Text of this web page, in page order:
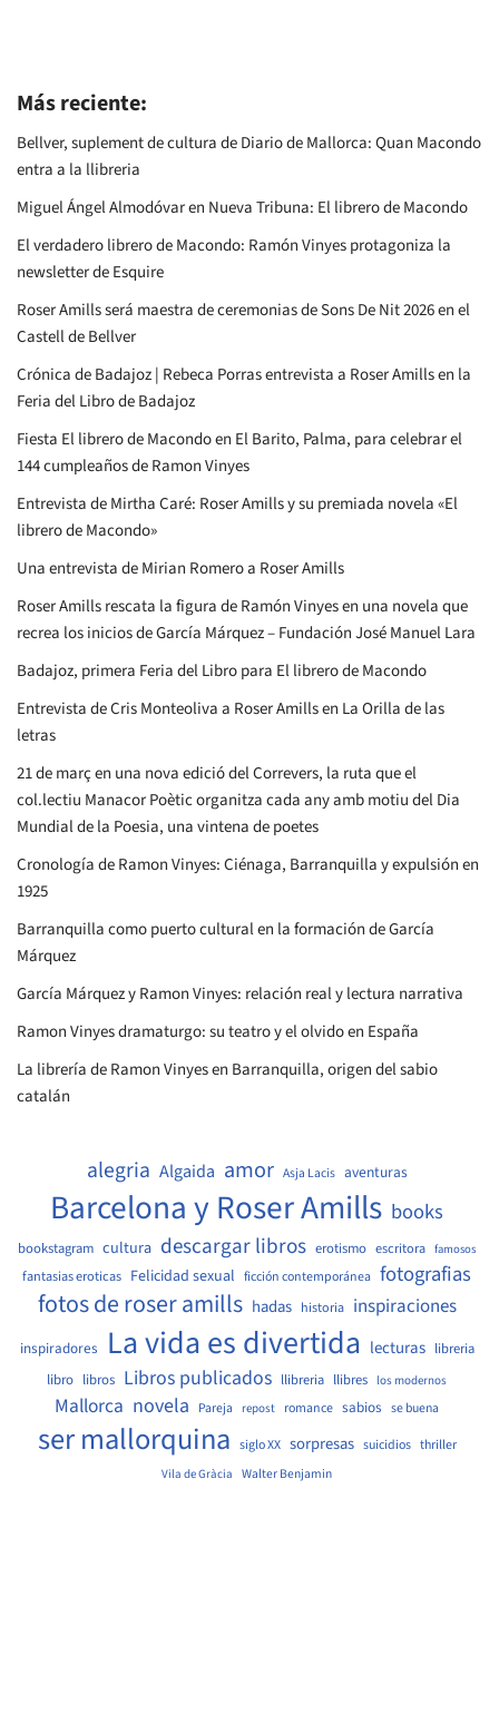
Más reciente:
Bellver, suplement de cultura de Diario de Mallorca: Quan Macondo
entra a la llibreria
Miguel Ángel Almodóvar en Nueva Tribuna: El librero de Macondo
El verdadero librero de Macondo: Ramón Vinyes protagoniza la
newsletter de Esquire
Roser Amills será maestra de ceremonias de Sons De Nit 2026 en el
Castell de Bellver
Crónica de Badajoz | Rebeca Porras entrevista a Roser Amills en la
Feria del Libro de Badajoz
Fiesta El librero de Macondo en El Barito, Palma, para celebrar el
144 cumpleaños de Ramon Vinyes
Entrevista de Mirtha Caré: Roser Amills y su premiada novela «El
librero de Macondo»
Una entrevista de Mirian Romero a Roser Amills
Roser Amills rescata la figura de Ramón Vinyes en una novela que
recrea los inicios de García Márquez – Fundación José Manuel Lara
Badajoz, primera Feria del Libro para El librero de Macondo
Entrevista de Cris Monteoliva a Roser Amills en La Orilla de las
letras
21 de març en una nova edició del Correvers, la ruta que el
col.lectiu Manacor Poètic organitza cada any amb motiu del Dia
Mundial de la Poesia, una vintena de poetes
Cronología de Ramon Vinyes: Ciénaga, Barranquilla y expulsión en
1925
Barranquilla como puerto cultural en la formación de García
Márquez
García Márquez y Ramon Vinyes: relación real y lectura narrativa
Ramon Vinyes dramaturgo: su teatro y el olvido en España
La librería de Ramon Vinyes en Barranquilla, origen del sabio
catalán
alegria Algaida amor Asja Lacis aventuras
Barcelona y Roser Amills books
bookstagram cultura descargar libros erotismo escritora famosos
fantasias eroticas Felicidad sexual ficción contemporánea fotografias
fotos de roser amills hadas historia inspiraciones
inspiradores La vida es divertida lecturas libreria
libro libros Libros publicados llibreria llibres los modernos
Mallorca novela Pareja repost romance sabios se buena
ser mallorquina siglo XX sorpresas suicidios thriller
Vila de Gràcia Walter Benjamin